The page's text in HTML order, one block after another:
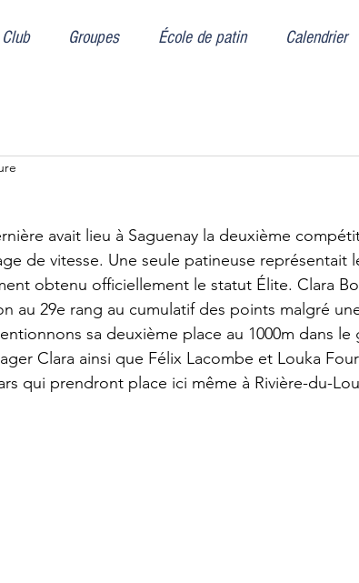
Club Groupes École de patin Calendrier
avait lieu à Saguenay la deuxième
de vitesse. Une seule patineuse représentait
obtenu officiellement le statut Élite. Clara
au 29e rang au cumulatif des points malgré
sa deuxième place au 1000m dans le
Clara ainsi que Félix Lacombe et Louka
qui prendront place ici même à Rivière-du-